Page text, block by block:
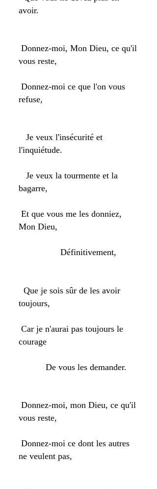
avoir.
Donnez-moi, Mon Dieu, ce qu'il
vous reste,
Donnez-moi ce que l'on vous
refuse,
Je veux l'insécurité et
l'inquiétude.
Je veux la tourmente et la
bagarre,
Et que vous me les donniez,
Mon Dieu,
Définitivement,
Que je sois sûr de les avoir
toujours,
Car je n'aurai pas toujours le
courage
De vous les demander.
Donnez-moi, mon Dieu, ce qu'il
vous reste,
Donnez-moi ce dont les autres
ne veulent pas,